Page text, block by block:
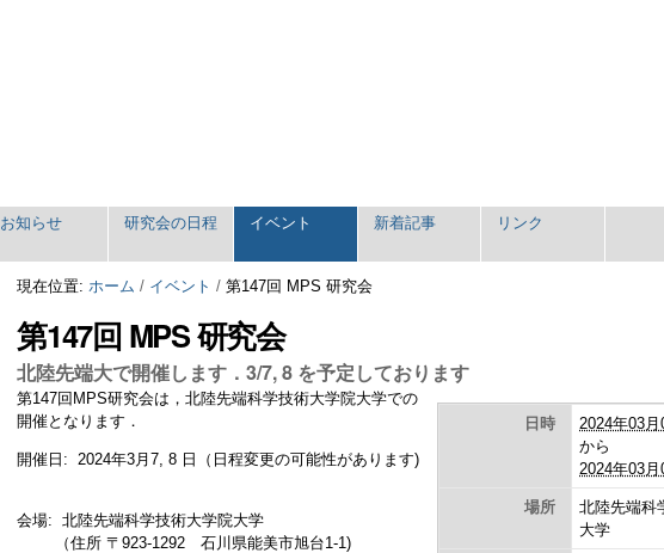
お知らせ 研究会の日程 イベント 新着記事 リンク
現在位置: ホーム / イベント /第147回 MPS 研究会
第147回 MPS 研究会
北陸先端大で開催します．3/7, 8 を予定しております
日時
2024年03
から
2024年03
場所
北陸先端科
大学
第147回MPS研究会は，北陸先端科学技術大学院大学での
開催となります．
開催日: 2024年3月7, 8 日（日程変更の可能性があります)
会場: 北陸先端科学技術大学院大学
（住所 〒923-1292 石川県能美市旭台1-1)